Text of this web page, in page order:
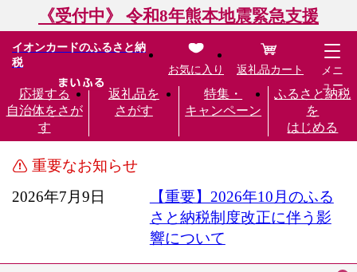
《受付中》 令和8年熊本地震緊急支援
イオンカードのふるさと納
税
応援する
自治体をさが
す
返礼品を
さがす
特集・
キャンペーン
ふるさと納税
を
はじめる
お気に入り 返礼品カート
メニ
ュー
重要なお知らせ
2026年7月9日
【重要】2026年10月のふる
さと納税制度改正に伴う影
響について